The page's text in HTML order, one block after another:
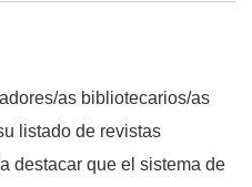
as bibliotecarios/as
listado de revistas
destacar que el sistema de